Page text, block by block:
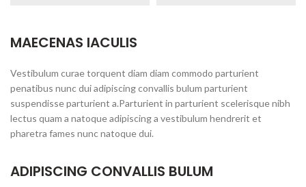
MAECENAS IACULIS
Vestibulum curae torquent diam diam commodo parturient
penatibus nunc dui adipiscing convallis bulum parturient
suspendisse parturient a.Parturient in parturient scelerisque nibh
lectus quam a natoque adipiscing a vestibulum hendrerit et
pharetra fames nunc natoque dui.
ADIPISCING CONVALLIS BULUM